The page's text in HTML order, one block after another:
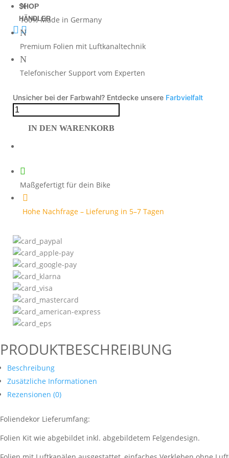
SHOP
HÄNDLER
 
N
100% Made in Germany
N
Premium Folien mit Luftkanaltechnik
N
Telefonischer Support vom Experten
Unsicher bei der Farbwahl? Entdecke unsere Farbvielfalt
Foliendesign
Gulf
IN DEN WARENKORB

Maßgefertigt für dein Bike

Hohe Nachfrage – Lieferung in 5–7 Tagen
PRODUKTBESCHREIBUNG
Beschreibung
Zusätzliche Informationen
Rezensionen (0)
Foliendekor Lieferumfang:
Folien Kit wie abgebildet inkl. abgebildetem Felgendesign.